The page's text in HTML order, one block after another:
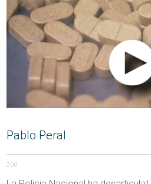
Pablo Peral
200